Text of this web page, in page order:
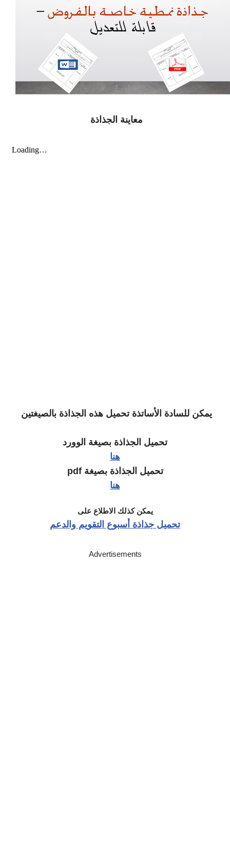
معاينة الجذاذة
يمكن للسادة الأساتذة تحميل هذه الجذاذة بالصيغتين
تحميل الجذاذة بصيغة الوورد
هنا
تحميل الجذاذة بصيغة pdf
هنا
يمكن كذلك الاطلاع على
تحميل جذاذة أسبوع التقويم والدعم
Advertisements